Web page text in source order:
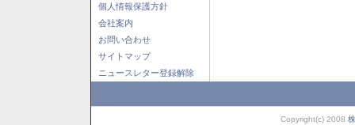
個人情報保護方針
会社案内
お問い合わせ
サイトマップ
ニュースレター登録解除
Copyright(c) 2008